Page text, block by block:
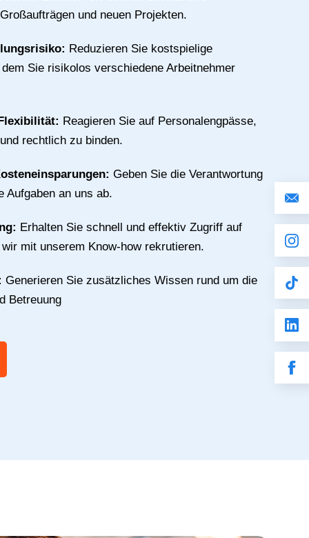
und neuen Projekten.
Reduzieren Sie kostspielige
Sie risikolos verschiedene Arbeitnehmer
Reagieren Sie auf Personalengpässe,
rechtlich zu binden.
Geben Sie die Verantwortung
Aufgaben an uns ab.
Erhalten Sie schnell und effektiv Zugriff auf
mit unserem Know-how rekrutieren.
Generieren Sie zusätzliches Wissen rund um die
Betreuung